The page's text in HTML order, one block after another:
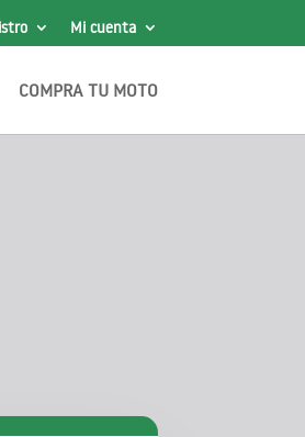
Mi cuenta
COMPRA TU MOTO